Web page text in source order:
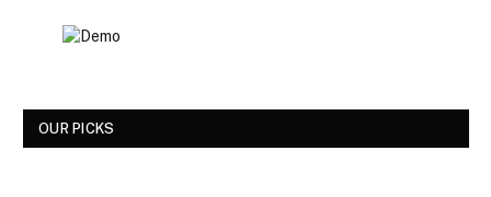
OUR PICKS